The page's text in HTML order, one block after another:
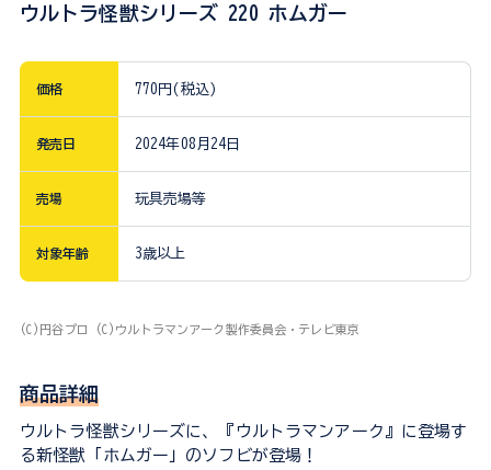
ウルトラ怪獣シリーズ 220 ホムガー
価格 770円(税込)
発売日 2024年08月24日
売場 玩具売場等
対象年齢 3歳以上
(C)円谷プロ (C)ウルトラマンアーク製作委員会・テレビ東京
商品詳細
ウルトラ怪獣シリーズに、『ウルトラマンアーク』に登場す
る新怪獣「ホムガー」のソフビが登場！